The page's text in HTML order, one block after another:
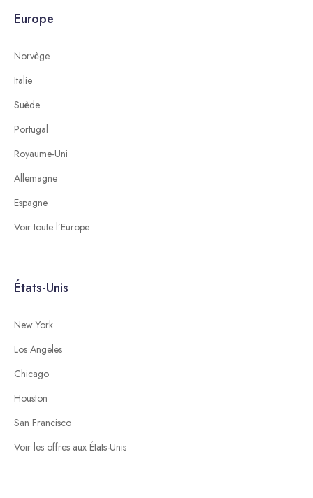
Europe
Norvège
Italie
Suède
Portugal
Royaume-Uni
Allemagne
Espagne
Voir toute l’Europe
États-Unis
New York
Los Angeles
Chicago
Houston
San Francisco
Voir les offres aux États-Unis